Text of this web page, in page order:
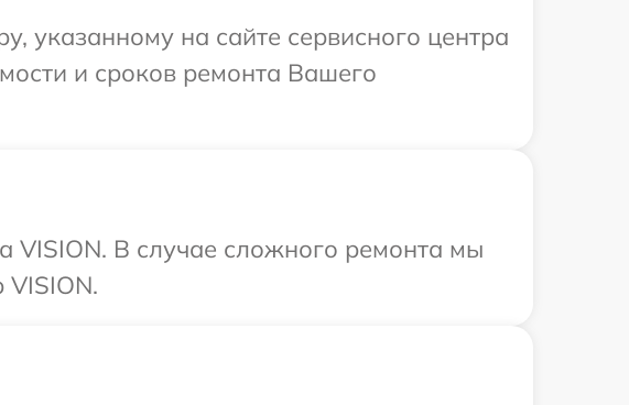
указанному на сайте сервисного центра
и сроков ремонта Вашего
VISION. В случае сложного ремонта мы
VISION.